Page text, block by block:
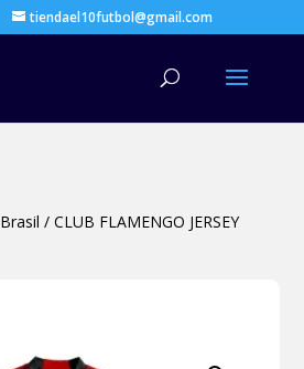
tiendael10futbol@gmail.com
Brasil / CLUB FLAMENGO JERSEY